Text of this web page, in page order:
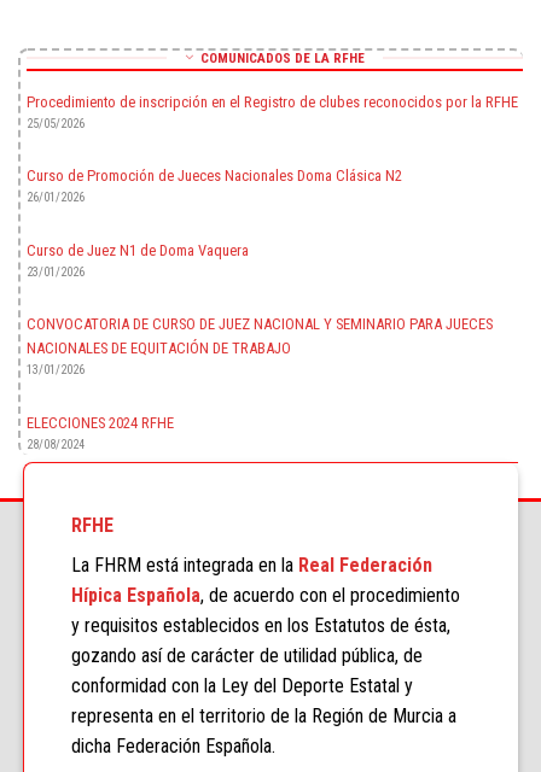
COMUNICADOS DE LA RFHE
Procedimiento de inscripción en el Registro de clubes reconocidos por la RFHE
25/05/2026
Curso de Promoción de Jueces Nacionales Doma Clásica N2
26/01/2026
Curso de Juez N1 de Doma Vaquera
23/01/2026
CONVOCATORIA DE CURSO DE JUEZ NACIONAL Y SEMINARIO PARA JUECES
NACIONALES DE EQUITACIÓN DE TRABAJO
13/01/2026
ELECCIONES 2024 RFHE
28/08/2024
RFHE
La FHRM está integrada en la Real Federación
Hípica Española, de acuerdo con el procedimiento
y requisitos establecidos en los Estatutos de ésta,
gozando así de carácter de utilidad pública, de
conformidad con la Ley del Deporte Estatal y
representa en el territorio de la Región de Murcia a
dicha Federación Española.